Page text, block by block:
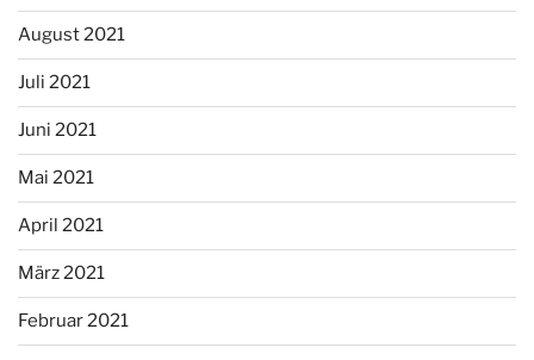
August 2021
Juli 2021
Juni 2021
Mai 2021
April 2021
März 2021
Februar 2021